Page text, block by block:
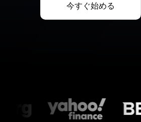
今すぐ始める